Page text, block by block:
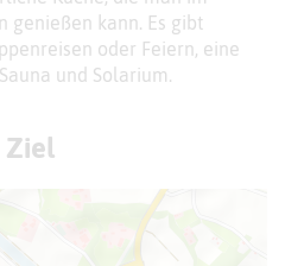
genießen kann. Es gibt
oder Feiern, eine
und Solarium.
Ziel